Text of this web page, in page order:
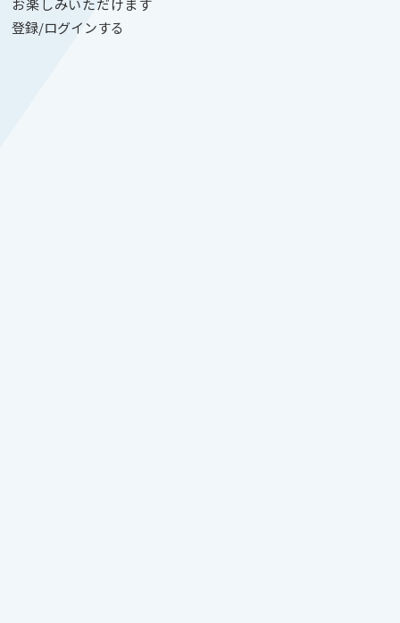
お楽しみいただけます
登録/ログインする